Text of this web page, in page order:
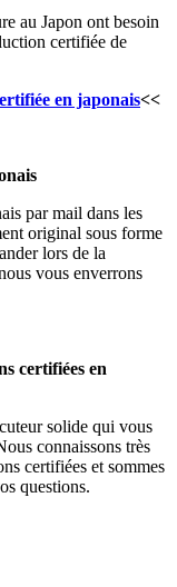
au Japon ont besoin
certifiée de
en japonais<<
par mail dans les
original sous forme
lors de la
vous enverrons
certifiées en
solide qui vous
connaissons très
certifiées et sommes
questions.